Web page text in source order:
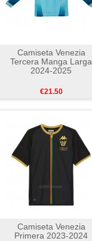
Camiseta Venezia
Tercera Manga Larga
2024-2025
€21.50
Camiseta Venezia
Primera 2023-2024